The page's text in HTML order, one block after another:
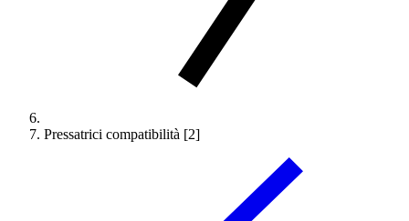
Pressatrici compatibilità [2]